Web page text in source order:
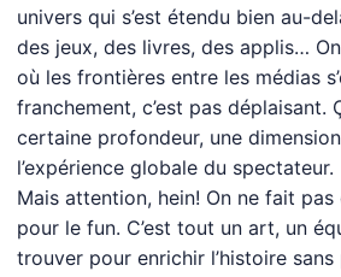
univers qui s’est étendu bien au-
des jeux, des livres, des applis…
où les frontières entre les médias
franchement, c’est pas déplaisant.
certaine profondeur, une
l’expérience globale du spectateur.
Mais attention, hein! On ne fait
pour le fun. C’est tout un art, un
trouver pour enrichir l’histoire